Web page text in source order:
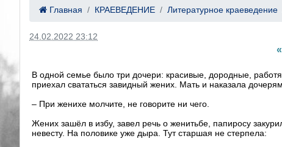
Главная КРАЕВЕДЕНИЕ Литературное краеведение
24.02.2022 23:12
В одной семье было три дочери: красивые, дородные,
приехал свататься завидный жених. Мать и наказала
– При женихе молчите, не говорите ни чего.
Жених зашёл в избу, завел речь о женитьбе, папиросу
невесту. На половике уже дыра. Тут старшая не стерпела: